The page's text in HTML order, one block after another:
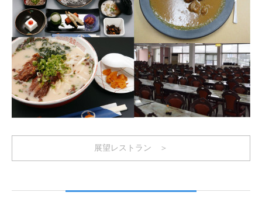
展望レストラン ＞